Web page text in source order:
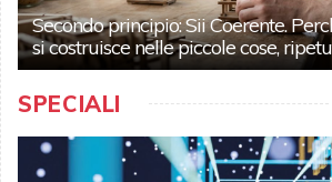
Secondo principio: Sii Coerente.
si costruisce nelle piccole cose,
SPECIALI